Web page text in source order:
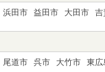
浜田市 益田市 大田市 吉
尾道市 呉市 大竹市 東広